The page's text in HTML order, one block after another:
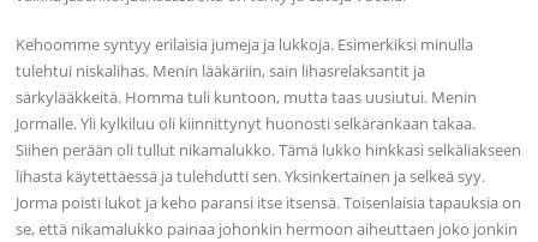
Kehoomme syntyy erilaisia jumeja ja lukkoja. Esimerkiksi minulla
tulehtui niskalihas. Menin lääkäriin, sain lihasrelaksantit ja
särkylääkkeitä. Homma tuli kuntoon, mutta taas uusiutui. Menin
Jormalle. Yli kylkiluu oli kiinnittynyt huonosti selkärankaan takaa.
Siihen perään oli tullut nikamalukko. Tämä lukko hinkkasi selkäliakseen
lihasta käytettäessä ja tulehdutti sen. Yksinkertainen ja selkeä syy.
Jorma poisti lukot ja keho paransi itse itsensä. Toisenlaisia tapauksia on
se, että nikamalukko painaa johonkin hermoon aiheuttaen joko jonkin